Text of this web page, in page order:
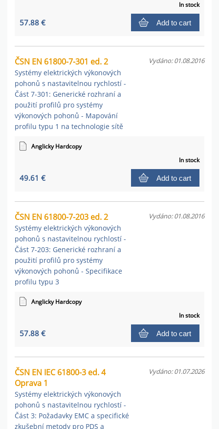
In stock
57.88 € Add to cart
ČSN EN 61800-7-301 ed. 2
Systémy elektrických výkonových
pohonů s nastavitelnou rychlostí -
Část 7-301: Generické rozhraní a
použití profilů pro systémy
výkonových pohonů - Mapování
profilu typu 1 na technologie sítě
Vydáno: 01.08.2016
Anglicky Hardcopy
In stock
49.61 € Add to cart
ČSN EN 61800-7-203 ed. 2
Systémy elektrických výkonových
pohonů s nastavitelnou rychlostí -
Část 7-203: Generické rozhraní a
použití profilů pro systémy
výkonových pohonů - Specifikace
profilu typu 3
Vydáno: 01.08.2016
Anglicky Hardcopy
In stock
57.88 € Add to cart
ČSN EN IEC 61800-3 ed. 4
Oprava 1
Systémy elektrických výkonových
pohonů s nastavitelnou rychlostí -
Část 3: Požadavky EMC a specifické
zkušební metody pro PDS a
Vydáno: 01.07.2026